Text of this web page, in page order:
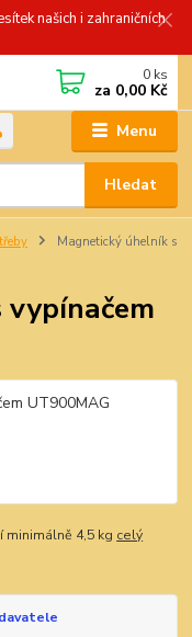
našich i zahraničních
Menu
Hledat
0 ks
za 0,00 Kč
Magnetický úhelník s
minimálně 4,5 kg celý